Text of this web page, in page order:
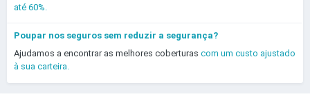
até 60%.
Poupar nos seguros sem reduzir a segurança?
Ajudamos a encontrar as melhores coberturas com um custo ajustado
à sua carteira.